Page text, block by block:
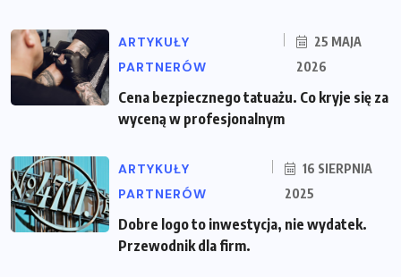
ARTYKUŁY
PARTNERÓW
25 MAJA
2026
Cena bezpiecznego tatuażu. Co kryje się za
wyceną w profesjonalnym
ARTYKUŁY
PARTNERÓW
16 SIERPNIA
2025
Dobre logo to inwestycja, nie wydatek.
Przewodnik dla firm.